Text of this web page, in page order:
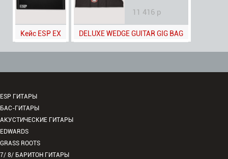
Кейс ESP EX
11 416 р
DELUXE WEDGE GUITAR GIG BAG
ESP ГИТАРЫ
БАС-ГИТАРЫ
АКУСТИЧЕСКИЕ ГИТАРЫ
EDWARDS
GRASS ROOTS
7/ 8/ БАРИТОН ГИТАРЫ